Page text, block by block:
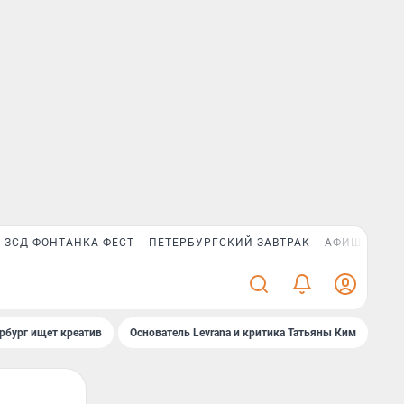
ЗСД ФОНТАНКА ФЕСТ ПЕТЕРБУРГСКИЙ ЗАВТРАК АФИША PLUS
ищет креатив Основатель Levrana и критика Татьяны Ким